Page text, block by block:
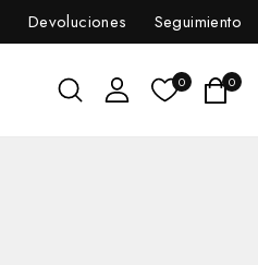
Devoluciones Seguimiento
0 0